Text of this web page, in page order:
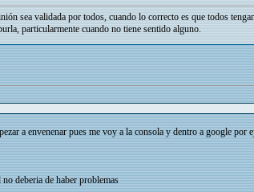
sea validada por todos, cuando lo correcto es que todos
particularmente cuando no tiene sentido alguno.
a envenenar pues me voy a la consola y dentro a google por
deberia de haber problemas